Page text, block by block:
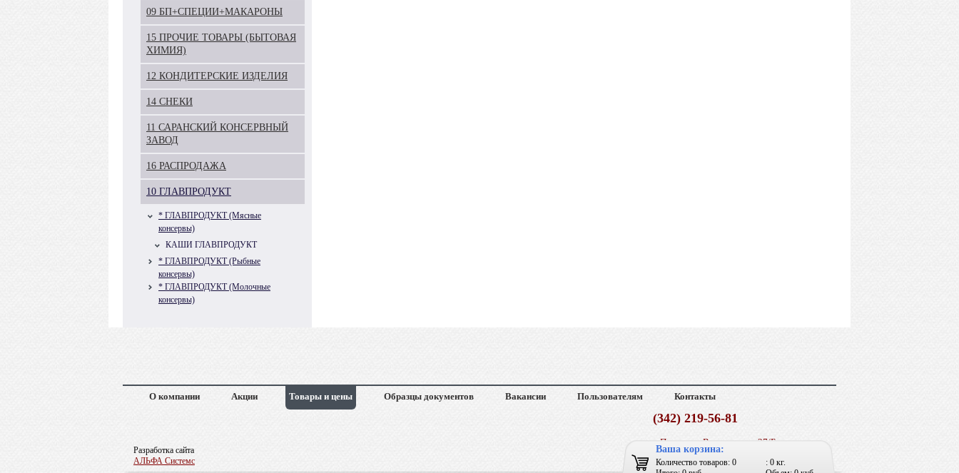
09 БП+СПЕЦИИ+МАКАРОНЫ
15 ПРОЧИЕ ТОВАРЫ (БЫТОВАЯ
ХИМИЯ)
12 КОНДИТЕРСКИЕ ИЗДЕЛИЯ
14 СНЕКИ
11 САРАНСКИЙ КОНСЕРВНЫЙ
ЗАВОД
16 РАСПРОДАЖА
10 ГЛАВПРОДУКТ
* ГЛАВПРОДУКТ (Мясные
консервы)
КАШИ ГЛАВПРОДУКТ
* ГЛАВПРОДУКТ (Рыбные
консервы)
* ГЛАВПРОДУКТ (Молочные
консервы)
Ваша корзина:
Количество товаров: 0
: 0 кг.
О компании Акции Товары и цены Образцы документов Вакансии Пользователям Контакты
Разработка сайта
АЛЬФА Системс
(342) 219-56-81
г. Пермь, ул. Васильева, д. 37/Б
График работы: Пн-Пт с 9:00 до 18:00